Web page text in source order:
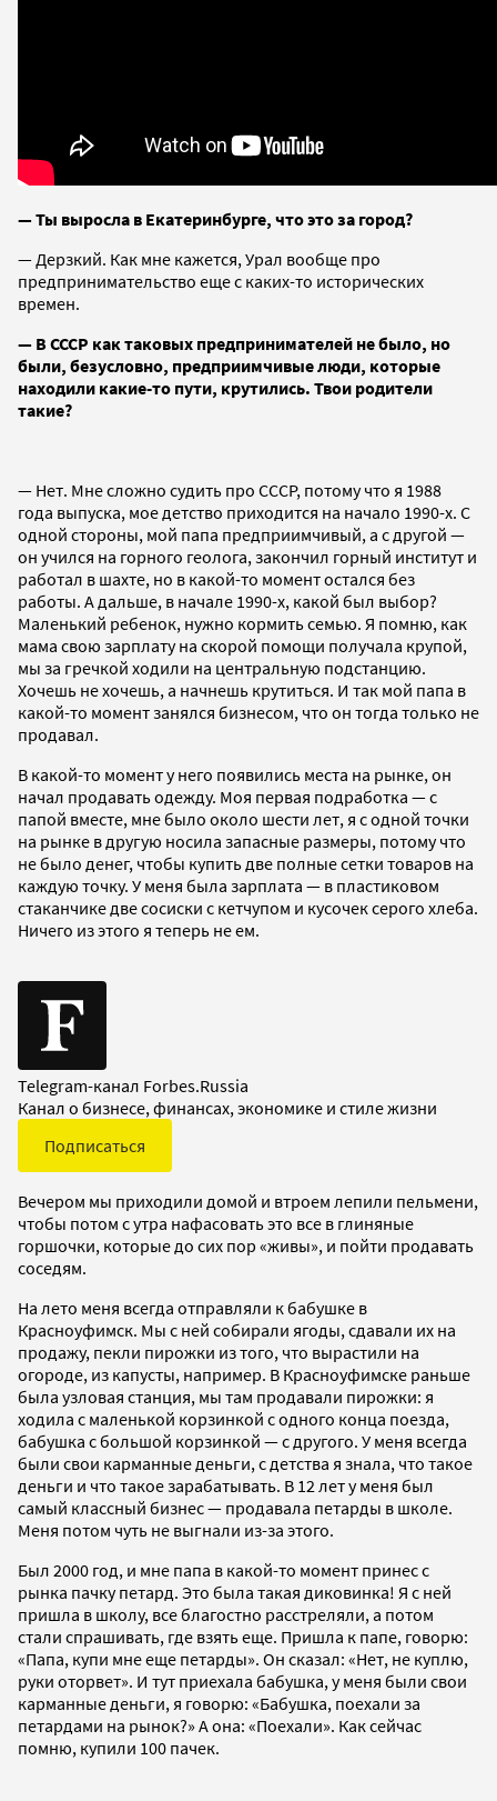
— Ты выросла в Екатеринбурге, что это за город?
— Дерзкий. Как мне кажется, Урал вообще про
предпринимательство еще с каких-то исторических
времен.
— В СССР как таковых предпринимателей не было, но
были, безусловно, предприимчивые люди, которые
находили какие-то пути, крутились. Твои родители
такие?
— Нет. Мне сложно судить про СССР, потому что я 1988
года выпуска, мое детство приходится на начало 1990-х. С
одной стороны, мой папа предприимчивый, а с другой —
он учился на горного геолога, закончил горный институт и
работал в шахте, но в какой-то момент остался без
работы. А дальше, в начале 1990-х, какой был выбор?
Маленький ребенок, нужно кормить семью. Я помню, как
мама свою зарплату на скорой помощи получала крупой,
мы за гречкой ходили на центральную подстанцию.
Хочешь не хочешь, а начнешь крутиться. И так мой папа в
какой-то момент занялся бизнесом, что он тогда только не
продавал.
В какой-то момент у него появились места на рынке, он
начал продавать одежду. Моя первая подработка — с
папой вместе, мне было около шести лет, я с одной точки
на рынке в другую носила запасные размеры, потому что
не было денег, чтобы купить две полные сетки товаров на
каждую точку. У меня была зарплата — в пластиковом
стаканчике две сосиски с кетчупом и кусочек серого хлеба.
Ничего из этого я теперь не ем.
Telegram-канал Forbes.Russia
Канал о бизнесе, финансах, экономике и стиле жизни
Подписаться
Вечером мы приходили домой и втроем лепили пельмени,
чтобы потом с утра нафасовать это все в глиняные
горшочки, которые до сих пор «живы», и пойти продавать
соседям.
На лето меня всегда отправляли к бабушке в
Красноуфимск. Мы с ней собирали ягоды, сдавали их на
продажу, пекли пирожки из того, что вырастили на
огороде, из капусты, например. В Красноуфимске раньше
была узловая станция, мы там продавали пирожки: я
ходила с маленькой корзинкой с одного конца поезда,
бабушка с большой корзинкой — с другого. У меня всегда
были свои карманные деньги, с детства я знала, что такое
деньги и что такое зарабатывать. В 12 лет у меня был
самый классный бизнес — продавала петарды в школе.
Меня потом чуть не выгнали из-за этого.
Был 2000 год, и мне папа в какой-то момент принес с
рынка пачку петард. Это была такая диковинка! Я с ней
пришла в школу, все благостно расстреляли, а потом
стали спрашивать, где взять еще. Пришла к папе, говорю:
«Папа, купи мне еще петарды». Он сказал: «Нет, не куплю,
руки оторвет». И тут приехала бабушка, у меня были свои
карманные деньги, я говорю: «Бабушка, поехали за
петардами на рынок?» А она: «Поехали». Как сейчас
помню, купили 100 пачек.